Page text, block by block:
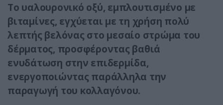
Το υαλουρονικό οξύ, εμπλουτισμένο με
βιταμίνες, εγχύεται με τη χρήση πολύ
λεπτής βελόνας στο μεσαίο στρώμα του
δέρματος, προσφέροντας βαθιά
ενυδάτωση στην επιδερμίδα,
ενεργοποιώντας παράλληλα την
παραγωγή του κολλαγόνου.